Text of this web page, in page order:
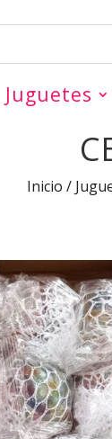
Juguetes
Inicio /